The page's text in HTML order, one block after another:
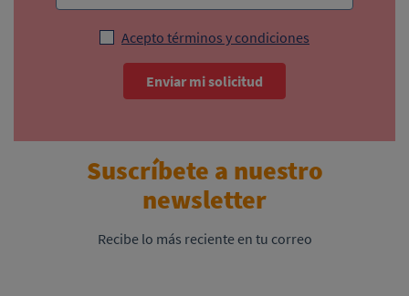
Acepto términos y condiciones
Enviar mi solicitud
Suscríbete a nuestro
newsletter
Recibe lo más reciente en tu correo